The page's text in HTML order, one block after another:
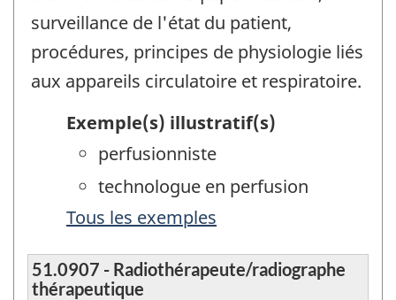
surveillance de l'état du patient,
procédures, principes de physiologie liés
aux appareils circulatoire et respiratoire.
Exemple(s) illustratif(s)
perfusionniste
technologue en perfusion
Tous les exemples
51.0907 - Radiothérapeute/radiographe
thérapeutique